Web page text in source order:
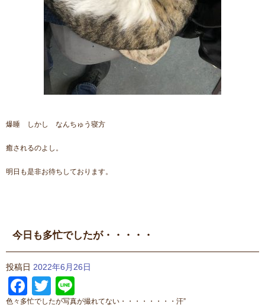
爆睡 しかし なんちゅう寝方
癒されるのよし。
明日も是非お待ちしております。
今日も多忙でしたが・・・・・
投稿日 2022年6月26日
Facebook
Twitter
色々多忙でしたが写真が撮れてない・・・・・・・・汗”